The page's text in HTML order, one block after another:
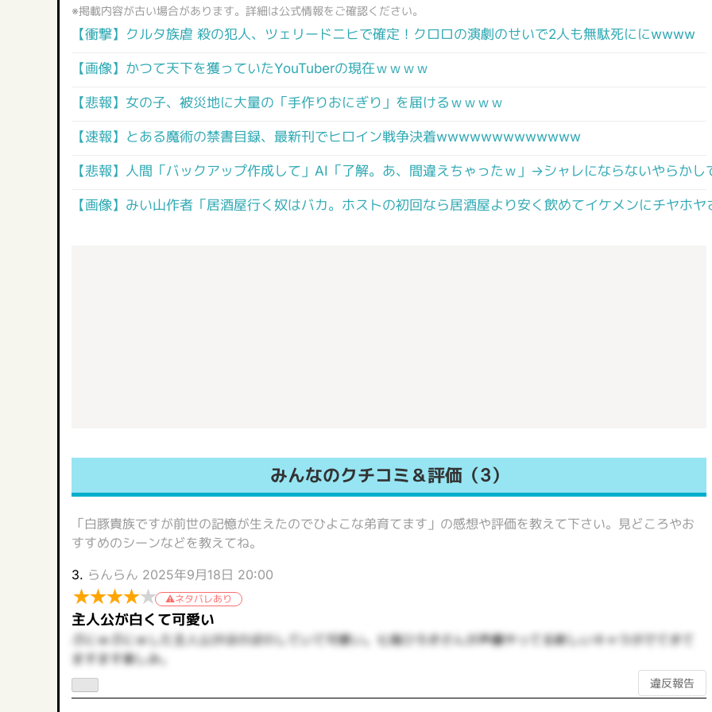
※掲載内容が古い場合があります。詳細は公式情報をご確認ください。
【衝撃】クルタ族虐 殺の犯人、ツェリードニヒで確定！クロロの演劇のせいで2人も無駄死ににwwww
【画像】かつて天下を獲っていたYouTuberの現在ｗｗｗｗ
【悲報】女の子、被災地に大量の「手作りおにぎり」を届けるｗｗｗｗ
【速報】とある魔術の禁書目録、最新刊でヒロイン戦争決着wwwwwwwwwwwww
【悲報】人間「バックアップ作成して」AI「了解。あ、間違えちゃったｗ」→シャレにならないやらかし
【画像】みい山作者「居酒屋行く奴はバカ。ホストの初回なら居酒屋より安く飲めてイケメンにチヤホヤ
みんなのクチコミ＆評価（3）
「白豚貴族ですが前世の記憶が生えたのでひよこな弟育てます」の感想や評価を教えて下さい。見どころやお
すすめのシーンなどを教えてね。
3. らんらん 2025年9月18日 20:00
★★★★★ ネタバレあり
主人公が白くて可愛い
ぷにゅぷにゅした主人公がほのぼのしていて可愛い。七海ひろきさんが声優やってる新しいキャラがでてきて
ますます楽しみ。
違反報告